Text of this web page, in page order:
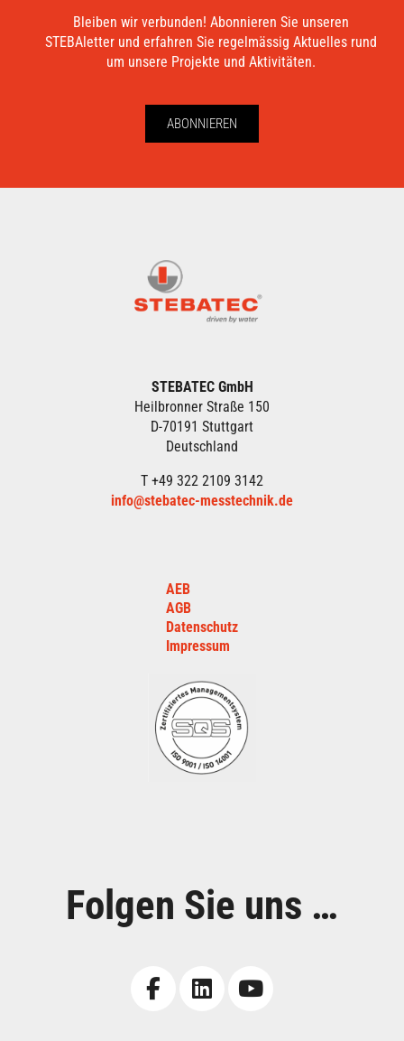
Bleiben wir verbunden! Abonnieren Sie unseren
STEBAletter und erfahren Sie regelmässig Aktuelles rund
um unsere Projekte und Aktivitäten.
ABONNIEREN
STEBATEC GmbH
Heilbronner Straße 150
D-70191 Stuttgart
Deutschland
T +49 322 2109 3142
info@stebatec-messtechnik.de
AEB
AGB
Datenschutz
Impressum
Folgen Sie uns …